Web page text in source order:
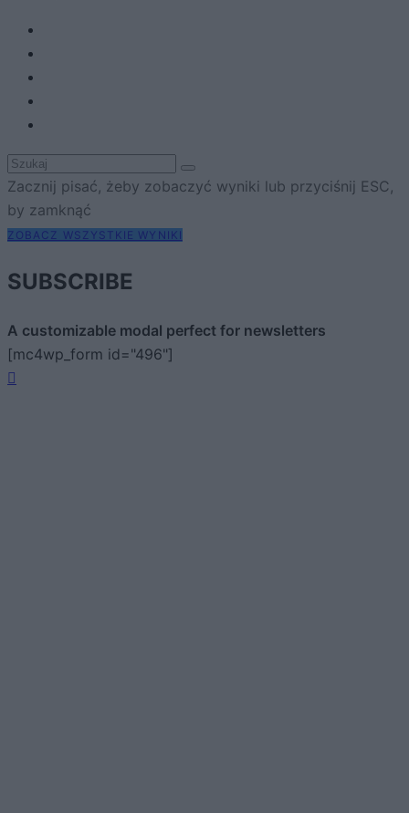
Zacznij pisać, żeby zobaczyć wyniki lub przyciśnij ESC,
by zamknąć
ZOBACZ WSZYSTKIE WYNIKI
SUBSCRIBE
A customizable modal perfect for newsletters
[mc4wp_form id="496"]